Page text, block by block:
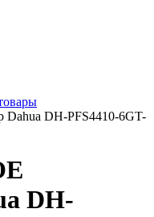
Dahua DH-PFS4410-6GT-
DH-